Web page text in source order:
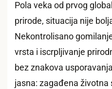
Pola veka od prvog
prirode, situacija nije
Nekontrolisano
vrsta i iscrpljivanje
bez znakova
jasna: zagađena životna